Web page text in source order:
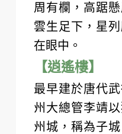
周有欄，高踞
雲生足下，星
在眼中。
【逍遙樓】
最早建於唐代
州大總管李靖
州城，稱為子